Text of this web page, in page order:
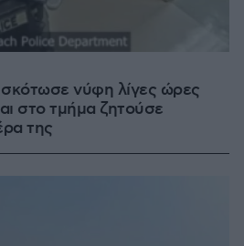
νύφη λίγες ώρες
στο τμήμα ζητούσε
της